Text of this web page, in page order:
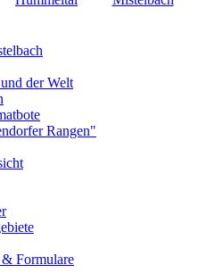
der Welt
Rangen"
Formulare